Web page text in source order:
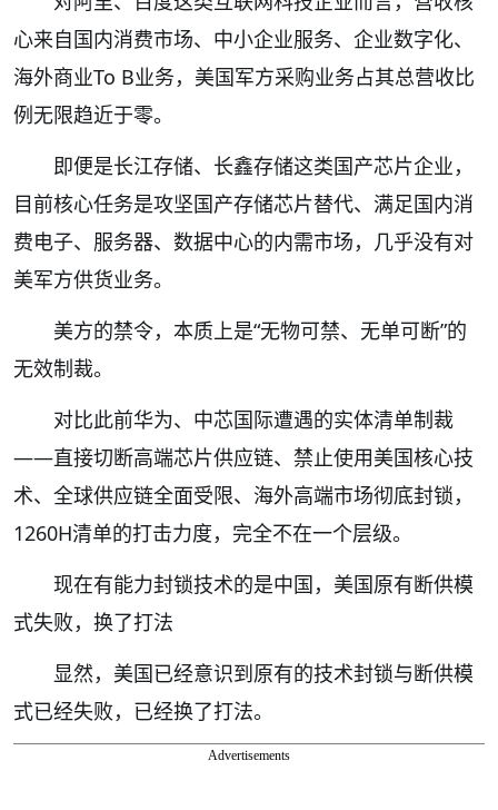
心来自国内消费市场、中小企业服务、企业数字化、
海外商业To B业务，美国军方采购业务占其总营收比
例无限趋近于零。
即便是长江存储、长鑫存储这类国产芯片企业，
目前核心任务是攻坚国产存储芯片替代、满足国内消
费电子、服务器、数据中心的内需市场，几乎没有对
美军方供货业务。
美方的禁令，本质上是“无物可禁、无单可断”的
无效制裁。
对比此前华为、中芯国际遭遇的实体清单制裁
——直接切断高端芯片供应链、禁止使用美国核心技
术、全球供应链全面受限、海外高端市场彻底封锁，
1260H清单的打击力度，完全不在一个层级。
现在有能力封锁技术的是中国，美国原有断供模
式失败，换了打法
显然，美国已经意识到原有的技术封锁与断供模
式已经失败，已经换了打法。
Advertisements